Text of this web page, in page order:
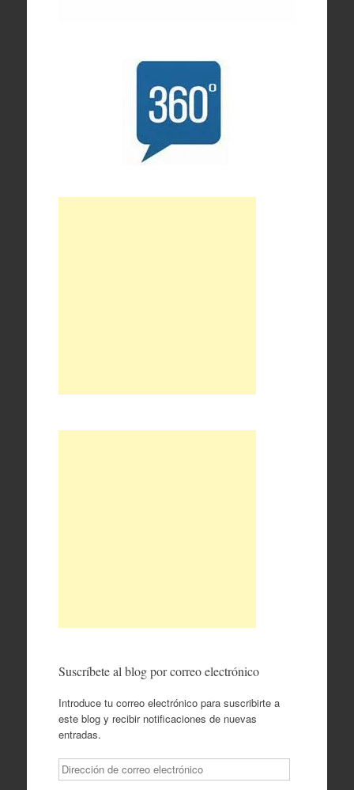
Suscríbete al blog por correo electrónico
Introduce tu correo electrónico para suscribirte a
este blog y recibir notificaciones de nuevas
entradas.
Dirección
de